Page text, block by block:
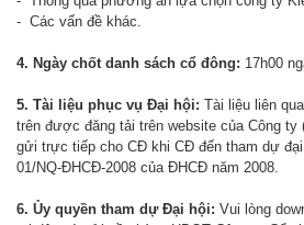
- Các vấn đề khác.
4. Ngày chốt danh sách cổ đông: 17h00
5. Tài liệu phục vụ Đại hội: Tài liệu liên
trên được đăng tải trên website của Công ty
gửi trực tiếp cho CĐ khi CĐ đến tham dự
01/NQ-ĐHCĐ-2008 của ĐHCĐ năm 2008.
6. Ủy quyền tham dự Đại hội: Vui lòng